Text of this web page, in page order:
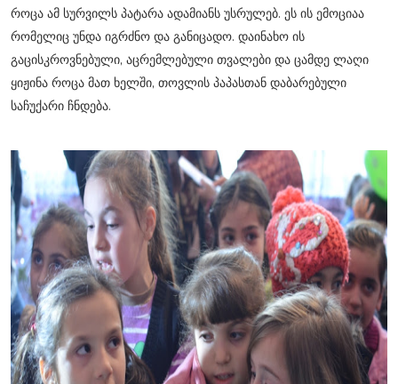
როცა ამ სურვილს პატარა ადამიანს უსრულებ. ეს ის ემოციაა
რომელიც უნდა იგრძნო და განიცადო. დაინახო ის
გაცისკროვნებული, აცრემლებული თვალები და ცამდე ლაღი
ყიჟინა როცა მათ ხელში, თოვლის პაპასთან დაბარებული
საჩუქარი ჩნდება.